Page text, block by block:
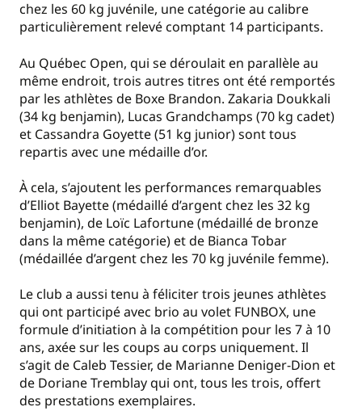
chez les 60 kg juvénile, une catégorie au calibre
particulièrement relevé comptant 14 participants.
Au Québec Open, qui se déroulait en parallèle au
même endroit, trois autres titres ont été remportés
par les athlètes de Boxe Brandon. Zakaria Doukkali
(34 kg benjamin), Lucas Grandchamps (70 kg cadet)
et Cassandra Goyette (51 kg junior) sont tous
repartis avec une médaille d’or.
À cela, s’ajoutent les performances remarquables
d’Elliot Bayette (médaillé d’argent chez les 32 kg
benjamin), de Loïc Lafortune (médaillé de bronze
dans la même catégorie) et de Bianca Tobar
(médaillée d’argent chez les 70 kg juvénile femme).
Le club a aussi tenu à féliciter trois jeunes athlètes
qui ont participé avec brio au volet FUNBOX, une
formule d’initiation à la compétition pour les 7 à 10
ans, axée sur les coups au corps uniquement. Il
s’agit de Caleb Tessier, de Marianne Deniger-Dion et
de Doriane Tremblay qui ont, tous les trois, offert
des prestations exemplaires.